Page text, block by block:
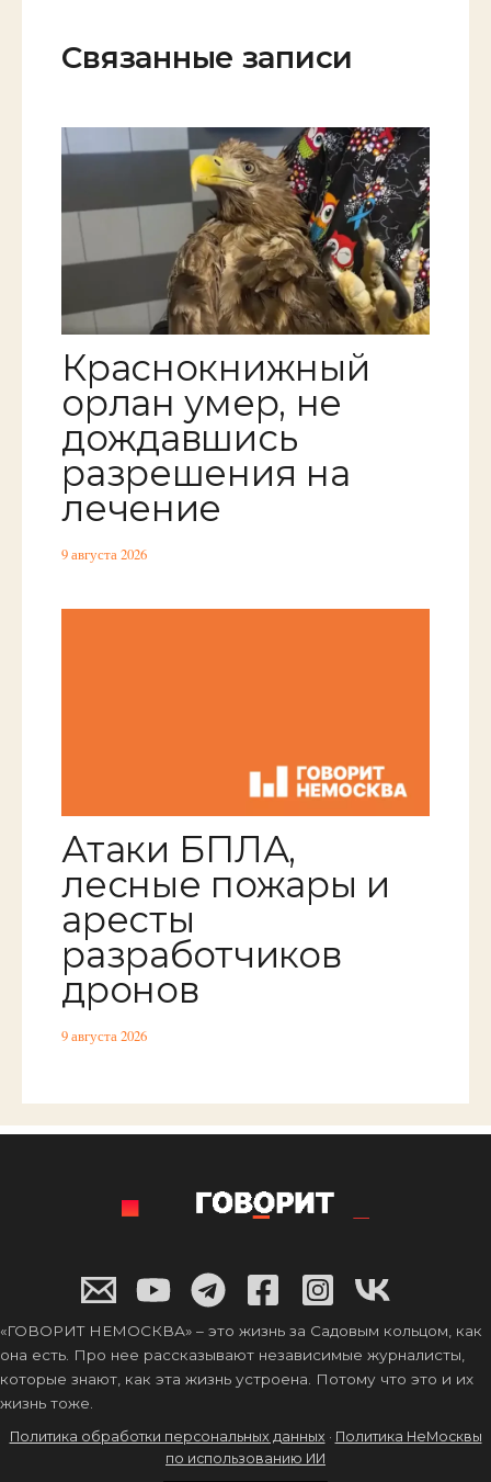
Связанные записи
Краснокнижный
орлан умер, не
дождавшись
разрешения на
лечение
9 августа 2026
Атаки БПЛА,
лесные пожары и
аресты
разработчиков
дронов
9 августа 2026
«ГОВОРИТ НЕМОСКВА» – это жизнь за Садовым кольцом, как
она есть. Про нее рассказывают независимые журналисты,
которые знают, как эта жизнь устроена. Потому что это и их
жизнь тоже.
Политика обработки персональных данных · Политика НеМосквы
по использованию ИИ